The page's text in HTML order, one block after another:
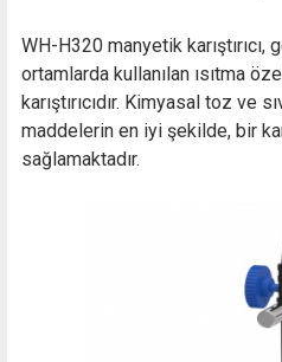
WH-H320 manyetik
ortamlarda kullanılan ısıtma
karıştırıcıdır. Kimyasal toz ve
maddelerin en iyi şekilde, bir
sağlamaktadır.